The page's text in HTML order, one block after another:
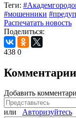
Теги:
#мошенники
Распечатать новость
Поделиться:
438 0
Комментарии
Добавить
или Авторизуйтесь